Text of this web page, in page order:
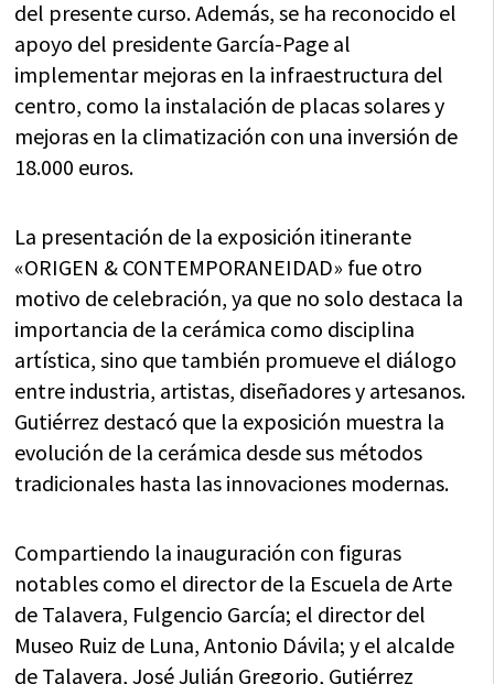
del presente curso. Además, se ha reconocido el
apoyo del presidente García-Page al
implementar mejoras en la infraestructura del
centro, como la instalación de placas solares y
mejoras en la climatización con una inversión de
18.000 euros.
La presentación de la exposición itinerante
«ORIGEN & CONTEMPORANEIDAD» fue otro
motivo de celebración, ya que no solo destaca la
importancia de la cerámica como disciplina
artística, sino que también promueve el diálogo
entre industria, artistas, diseñadores y artesanos.
Gutiérrez destacó que la exposición muestra la
evolución de la cerámica desde sus métodos
tradicionales hasta las innovaciones modernas.
Compartiendo la inauguración con figuras
notables como el director de la Escuela de Arte
de Talavera, Fulgencio García; el director del
Museo Ruiz de Luna, Antonio Dávila; y el alcalde
de Talavera, José Julián Gregorio, Gutiérrez